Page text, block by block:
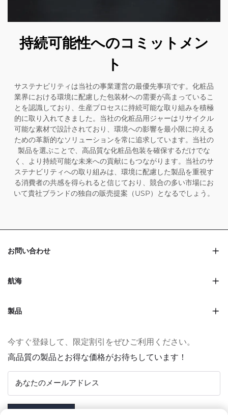
持続可能性へのコミットメン
ト
サステナビリティは当社の事業運営の最優先事項です。化粧品
業界における環境に配慮した包装材への需要が高まっているこ
とを認識しており、生産プロセスに持続可能な取り組みを積極
的に取り入れてきました。当社の化粧品用ジャーはリサイクル
可能な素材で設計されており、環境への影響を最小限に抑える
ための革新的なソリューションを常に追求しています。当社の
製品を選ぶことで、高品質な化粧品包装を確保するだけでな
く、より持続可能な未来への貢献にもつながります。当社のサ
ステナビリティへの取り組みは、環境に配慮した製品を重視す
る消費者の共感を得られると信じており、競合の多い市場にお
いて貴社ブランドの独自の販売提案（USP）となるでしょう。
お問い合わせ
航海
製品
今すぐ登録して、限定割引をぜひご利用ください。
高品質の製品とお得な価格がお待ちしています！
あなたのメールアドレス